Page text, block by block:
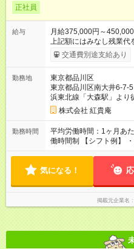
正社員
給与
月給375,000円～
上記額にはみなし残業代
ます。 みなし残業代
間 30時間／月 【試用期間】試用期間あり 試用期間の長さ：3ヶ
交通費別途支給あり
勤務地
東京都品川区
東京都品川区南大井6-7-
浜東北線「大森駅」より
り徒歩9分 ※2沿線利用可
株式会社 紅貴庵
勤務時間
平均労働時間：1ヶ月あ
働時間制 【シフト例】 ・9:00～19:00 ・9:00～18:00 ・9:00～
16:00 平均労働時間：1ヶ月あたり162時間40分 ♦１ヶ月単位の
9:00～16:00
気になる！
掲載元企業名